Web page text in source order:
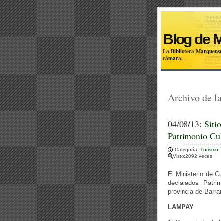
Blog de
La Biblioteca
cámara.
Archivo de
04/08/13:
Patrimonio
Categoría: Turismo
Visto:2092 veces
El Ministerio de
declarados
provincia de
LAMPAY